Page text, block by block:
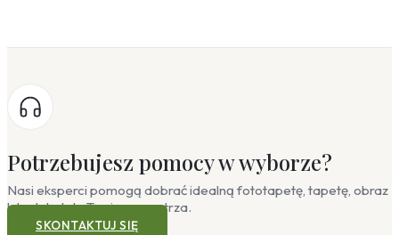
Potrzebujesz pomocy w wyborze?
Nasi eksperci pomogą dobrać idealną fototapetę, tapetę, obraz
lub plakat do Twojego wnętrza.
SKONTAKTUJ SIĘ